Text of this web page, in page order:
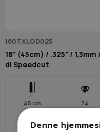
180TXLGD025
18" (45cm) / .325" / 1,3mm
dl Speedcut
45 cm 74
Denne